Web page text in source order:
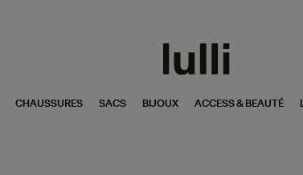
CHAUSSURES SACS BIJOUX ACCESS & BEAUTÉ